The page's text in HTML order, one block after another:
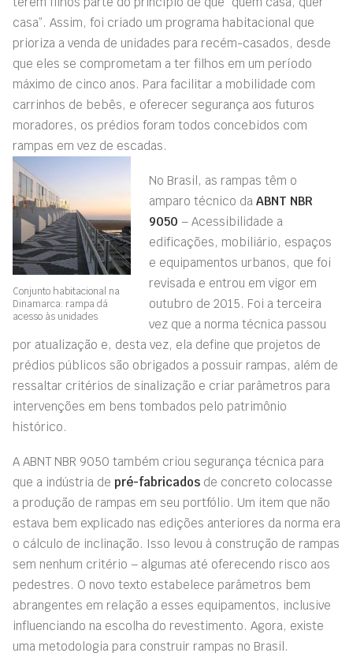
casa”. Assim, foi criado um programa habitacional que
prioriza a venda de unidades para recém-casados, desde
que eles se comprometam a ter filhos em um período
máximo de cinco anos. Para facilitar a mobilidade com
carrinhos de bebês, e oferecer segurança aos futuros
moradores, os prédios foram todos concebidos com
rampas em vez de escadas.
Conjunto habitacional na
Dinamarca: rampa dá
acesso às unidades
No Brasil, as rampas têm o
amparo técnico da ABNT NBR
9050 – Acessibilidade a
edificações, mobiliário, espaços
e equipamentos urbanos, que foi
revisada e entrou em vigor em
outubro de 2015. Foi a terceira
vez que a norma técnica passou
por atualização e, desta vez, ela define que projetos de
prédios públicos são obrigados a possuir rampas, além de
ressaltar critérios de sinalização e criar parâmetros para
intervenções em bens tombados pelo patrimônio
histórico.
A ABNT NBR 9050 também criou segurança técnica para
que a indústria de pré-fabricados de concreto colocasse
a produção de rampas em seu portfólio. Um item que não
estava bem explicado nas edições anteriores da norma era
o cálculo de inclinação. Isso levou à construção de rampas
sem nenhum critério – algumas até oferecendo risco aos
pedestres. O novo texto estabelece parâmetros bem
abrangentes em relação a esses equipamentos, inclusive
influenciando na escolha do revestimento. Agora, existe
uma metodologia para construir rampas no Brasil.